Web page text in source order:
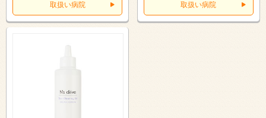
取扱い病院 取扱い病院